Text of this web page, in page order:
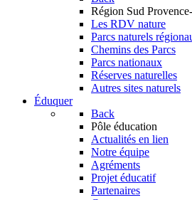
Région Sud
Les RDV nature
Parcs naturels
Chemins des Parcs
Parcs nationaux
Réserves naturelles
Autres sites naturels
Éduquer
Back
Pôle éducation
Actualités en lien
Notre équipe
Agréments
Projet éducatif
Partenaires